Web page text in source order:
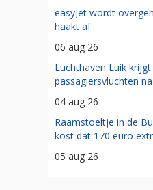
easyJet wordt
haakt af
06 aug 26
Luchthaven Luik
passagiersvluchten
04 aug 26
Raamstoeltje in de
kost dat 170 euro
05 aug 26